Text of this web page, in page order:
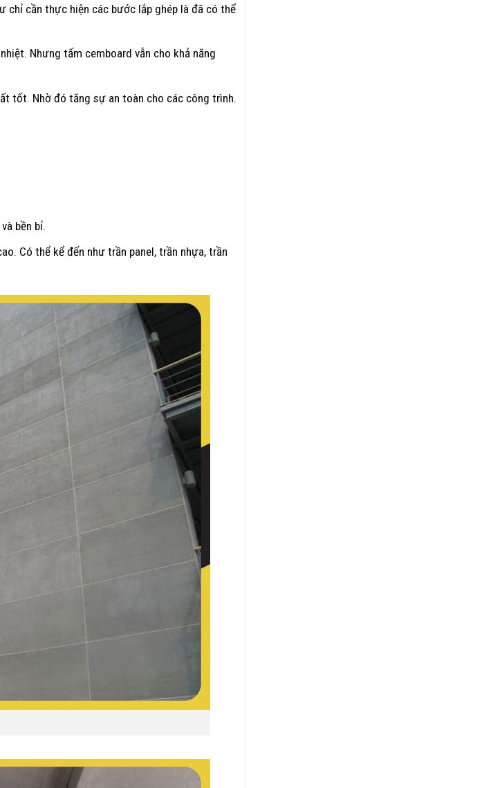
chỉ cần thực hiện các bước lắp ghép là đã có thể
Nhưng tấm cemboard vẫn cho khả năng
tốt. Nhờ đó tăng sự an toàn cho các công trình.
bền bỉ.
Có thể kể đến như trần panel, trần nhựa, trần